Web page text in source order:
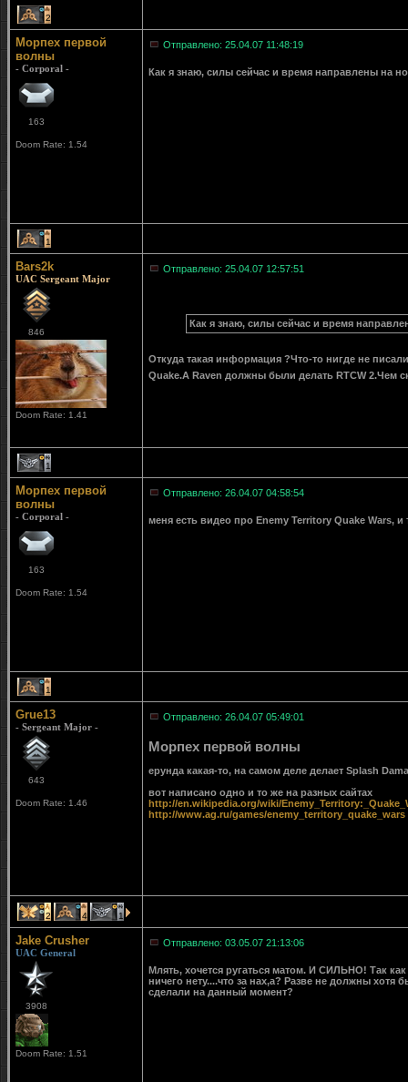
2
Морпех первой
волны
- Corporal -
163
Doom Rate: 1.54
Отправлено: 25.04.07 11:48:19
Как я знаю, силы сейчас и время направлены на
1
Bars2k
UAC Sergeant Major
846
Doom Rate: 1.41
Отправлено: 25.04.07 12:57:51
Как я знаю, силы сейчас и время
Откуда такая информация ?Что-то нигде не
Quake.А Raven должны были делать RTCW 2.Чем
1
Морпех первой
волны
- Corporal -
163
Doom Rate: 1.54
Отправлено: 26.04.07 04:58:54
меня есть видео про Enemy Territory Quake Wars, и
1
Grue13
- Sergeant Major -
643
Doom Rate: 1.46
Отправлено: 26.04.07 05:49:01
Морпех первой волны
ерунда какая-то, на самом деле делает Splash
вот написано одно и то же на разных сайтах
http://en.wikipedia.org/wiki/
http://www.ag.ru/games/enemy_territory_quake_wars
2 4 1
Jake Crusher
UAC General
3908
Doom Rate: 1.51
Отправлено: 03.05.07 21:13:06
Млять, хочется ругаться матом. И СИЛЬНО! Так
ничего нету....что за нах,а? Разве не должны хотя
сделали на данный момент?